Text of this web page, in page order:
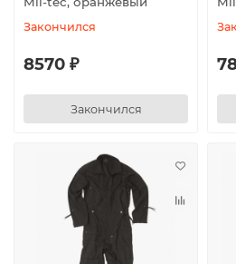
Закончился
8570 ₽
Закончился